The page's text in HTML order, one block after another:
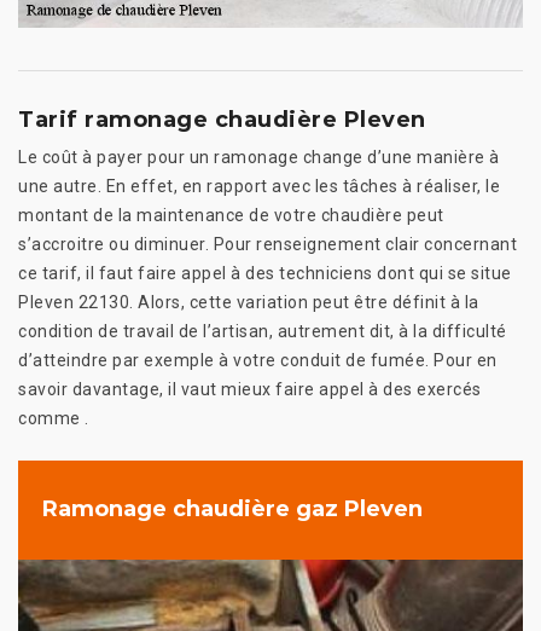
Tarif ramonage chaudière Pleven
Le coût à payer pour un ramonage change d’une manière à
une autre. En effet, en rapport avec les tâches à réaliser, le
montant de la maintenance de votre chaudière peut
s’accroitre ou diminuer. Pour renseignement clair concernant
ce tarif, il faut faire appel à des techniciens dont qui se situe
Pleven 22130. Alors, cette variation peut être définit à la
condition de travail de l’artisan, autrement dit, à la difficulté
d’atteindre par exemple à votre conduit de fumée. Pour en
savoir davantage, il vaut mieux faire appel à des exercés
comme .
Ramonage chaudière gaz Pleven